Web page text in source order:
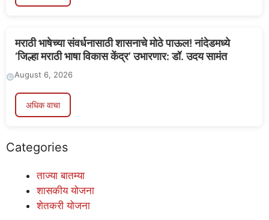
मराठी भाषेच्या संवर्धनासाठी शासनाचे मोठे पाऊल! नांदेडमध्ये
‘जिल्हा मराठी भाषा विकास केंद्र’ उभारणार: डॉ. उदय सामंत
August 6, 2026
अधिक वाचा
Categories
ताज्या बातम्या
शासकीय योजना
शेतकरी योजना